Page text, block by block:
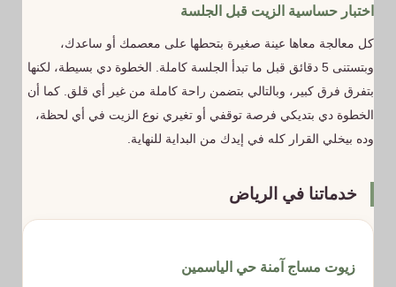
اختبار حساسية الزيت قبل الجلسة
كل معالجة معاها عينة صغيرة بتحطها على معصمك أو ساعدك،
وبتستنى 5 دقائق قبل ما تبدأ الجلسة كاملة. الخطوة دي بسيطة، لكنها
بتفرق فرق كبير، وبالتالي بتضمن راحة كاملة من غير أي قلق. كما أن
الخطوة دي بتديكي فرصة توقفي أو تغيري نوع الزيت في أي لحظة،
وده بيخلي القرار كله في إيدك من البداية للنهاية.
خدماتنا في الرياض
زيوت مساج آمنة حي الياسمين